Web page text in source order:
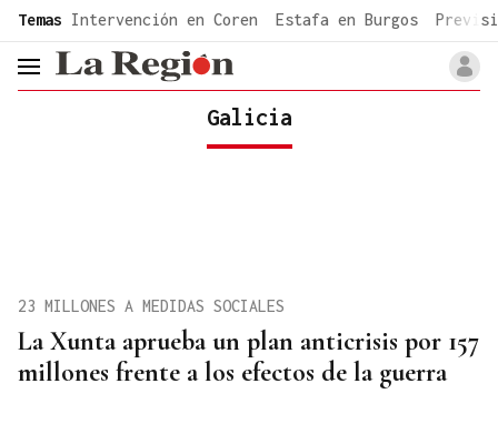
common.go-to-content
Temas Intervención en Coren Estafa en Burgos
header.menu.open
Galicia
La Xunta aprueba un plan anticrisis por 157
millones frente a los efectos de la guerra
23 MILLONES A MEDIDAS SOCIALES